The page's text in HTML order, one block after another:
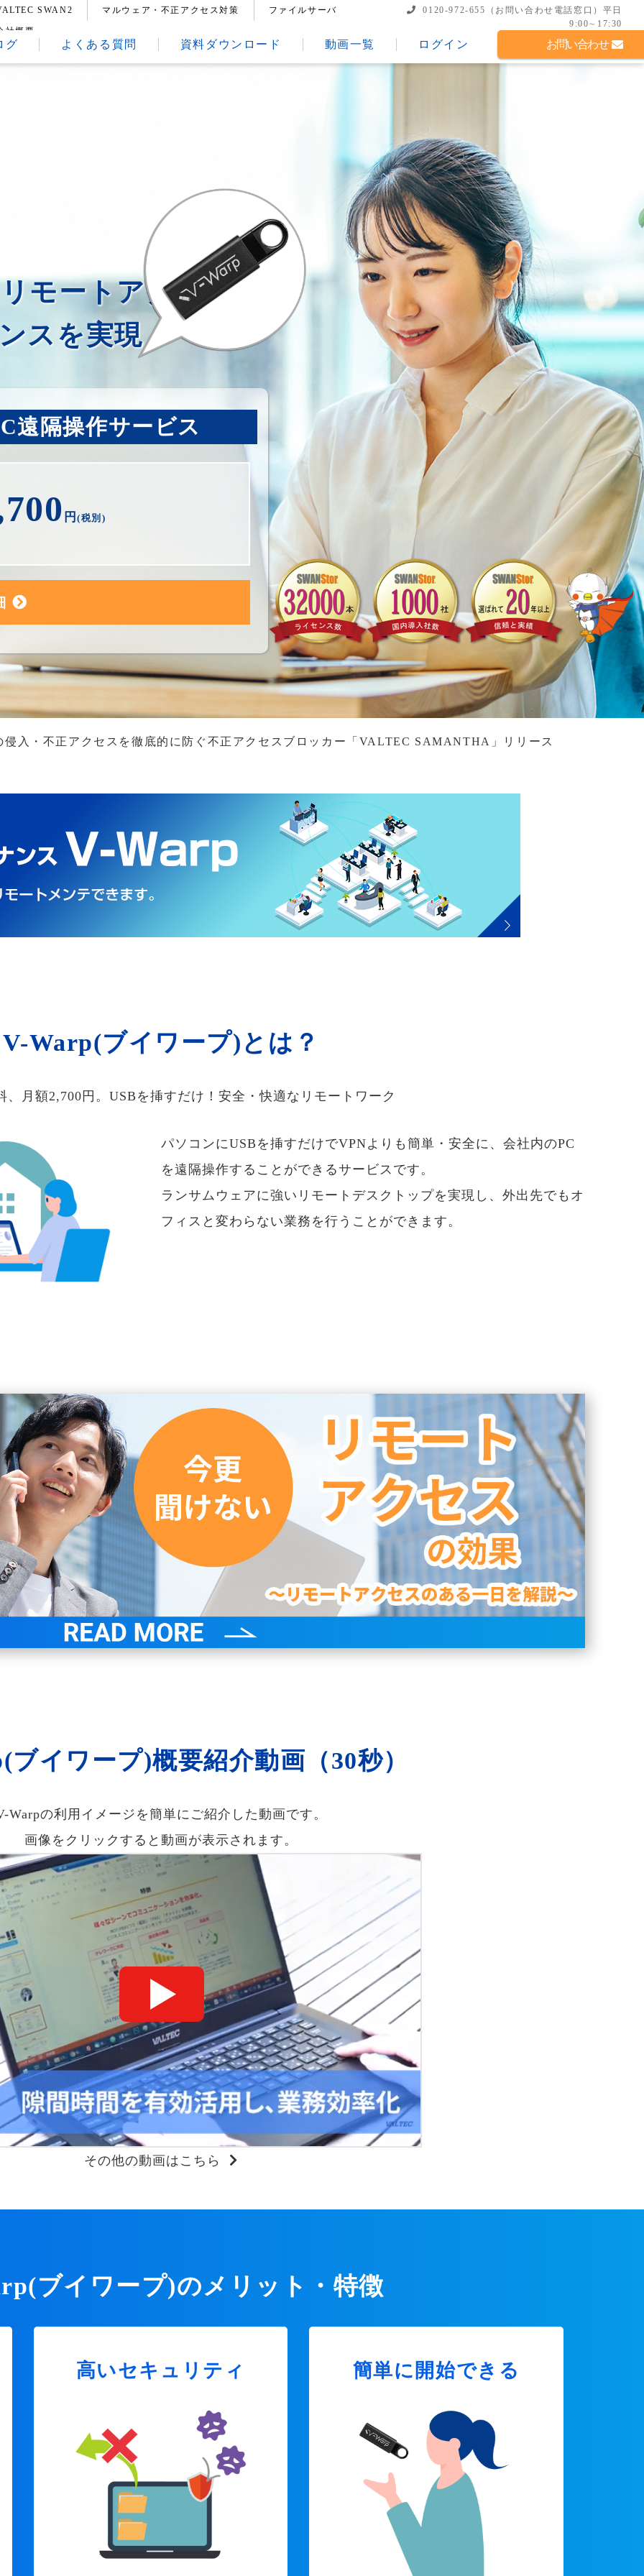
SWAN2 マルウェア・不正アクセス対策 ファイルサーバ
社概要
0120-972-655 （お問い合わせ電話窓口） 平日
9:00∼17:30
グ よくある質問 資料ダウンロード 動画一覧 ログイン お問い合わせ
モートアクセスや
スを実現
遠隔操作サービス
円(税別)
侵入・不正アクセスを徹底的に防ぐ不正アクセスブロッカー「VALTEC SAMANTHA」リリース
V-Warp(ブイワープ)とは？
、月額2,700円。USBを挿すだけ！安全・快適なリモートワーク
パソコンにUSBを挿すだけでVPNよりも簡単・安全に、会社内のPC
を遠隔操作することができるサービスです。
ランサムウェアに強いリモートデスクトップを実現し、外出先でもオ
フィスと変わらない業務を行うことができます。
ブイワープ)概要紹介動画（30秒）
Warpの利用イメージを簡単にご紹介した動画です。
画像をクリックすると動画が表示されます。
その他の動画はこちら
ブイワープ)のメリット・特徴
高いセキュリティ 簡単に開始できる